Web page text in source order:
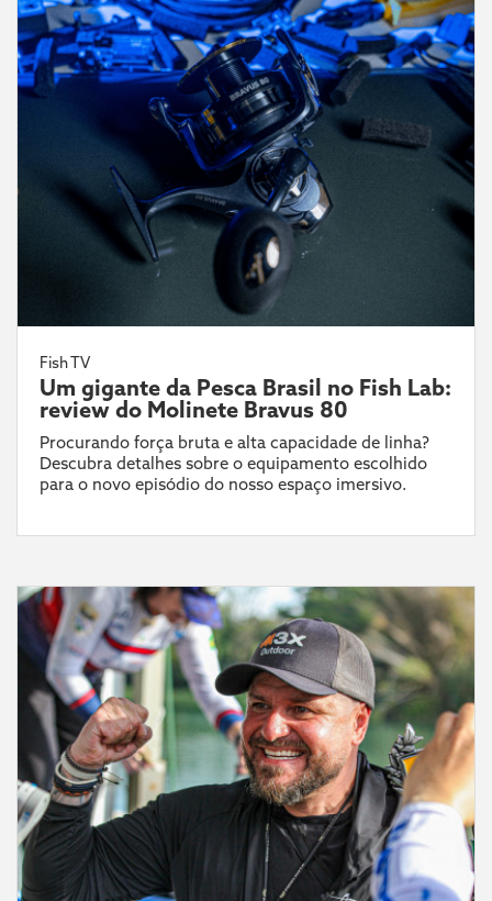
Fish TV
Um gigante da Pesca Brasil no Fish Lab:
review do Molinete Bravus 80
Procurando força bruta e alta capacidade de linha?
Descubra detalhes sobre o equipamento escolhido
para o novo episódio do nosso espaço imersivo.